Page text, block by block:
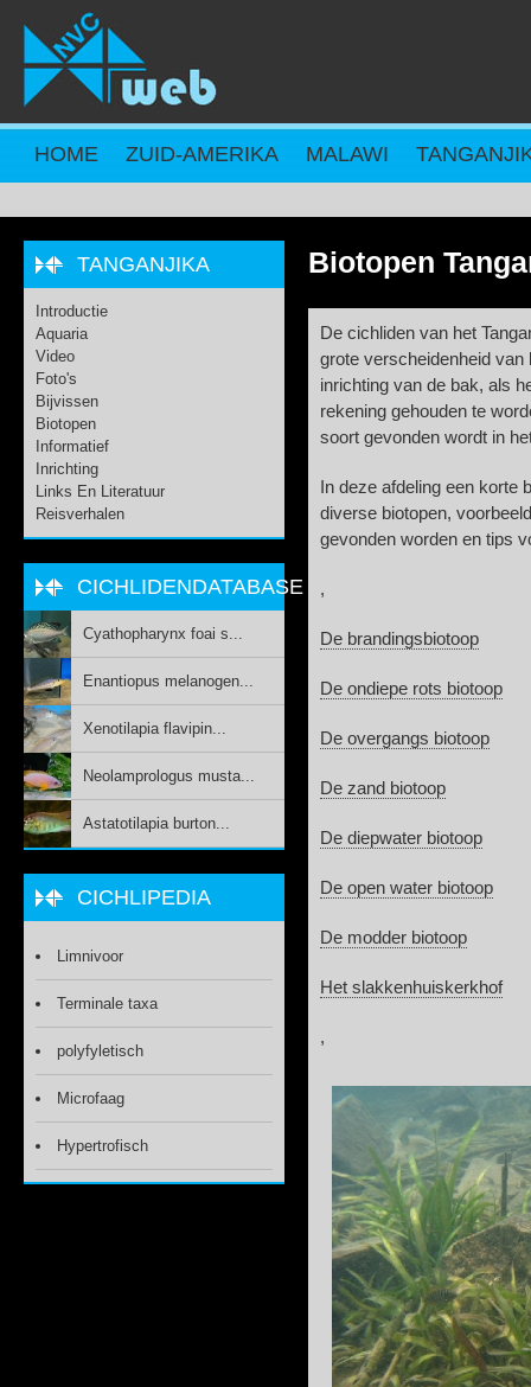
Overslaan en naar de inhoud gaan
HOME ZUID-AMERIKA MALAWI
Biotopen
De cichliden van het
grote verscheidenheid van
inrichting van de bak, als
rekening gehouden te
soort gevonden wordt in
In deze afdeling een korte
diverse biotopen,
gevonden worden en tips
,
De brandingsbiotoop
De ondiepe rots biotoop
De overgangs biotoop
De zand biotoop
De diepwater biotoop
De open water biotoop
De modder biotoop
Het slakkenhuiskerkhof
,
TANGANJIKA
Introductie
Aquaria
Video
Foto's
Bijvissen
Biotopen
Informatief
Inrichting
Links En Literatuur
Reisverhalen
CICHLIDENDATABASE
Cyathopharynx foai s...
Enantiopus melanogen...
Xenotilapia flavipin...
Neolamprologus musta...
Astatotilapia burton...
CICHLIPEDIA
Limnivoor
Terminale taxa
polyfyletisch
Microfaag
Hypertrofisch